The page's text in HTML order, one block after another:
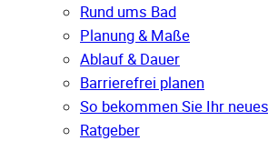
Rund ums Bad
Planung & Maße
Ablauf & Dauer
Barrierefrei planen
So bekommen Sie Ihr
Ratgeber